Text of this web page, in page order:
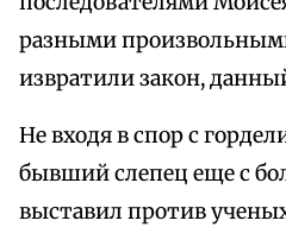
разными
извратили закон,
Не входя в спор с
бывший слепец еще с
выставил против